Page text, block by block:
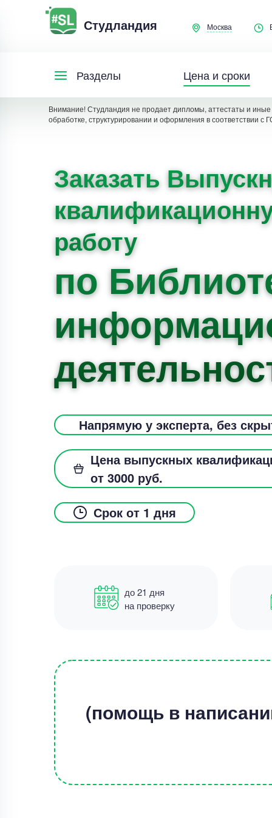
Студландия Москва
Разделы Цена и сроки
Внимание! Студландия не продает дипломы, аттестаты и
обработке, структурировании и оформления в соответствии с
Заказать
работу
по
Напрямую у эксперта, без
Цена выпускных
от 3000 руб.
Срок от 1 дня
до 21 дня
на проверку
(помощь в